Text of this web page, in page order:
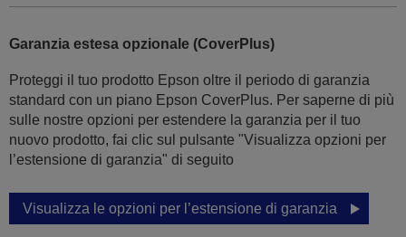
Garanzia estesa opzionale (CoverPlus)
Proteggi il tuo prodotto Epson oltre il periodo di garanzia
standard con un piano Epson CoverPlus. Per saperne di più
sulle nostre opzioni per estendere la garanzia per il tuo
nuovo prodotto, fai clic sul pulsante "Visualizza opzioni per
l’estensione di garanzia" di seguito
Visualizza le opzioni per l’estensione di garanzia